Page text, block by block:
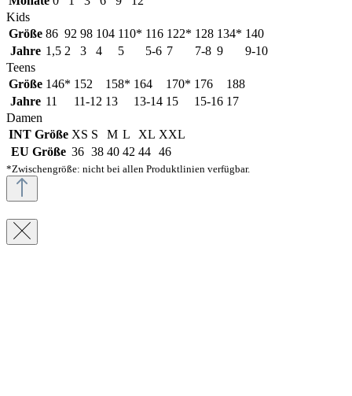
Kids
Größe 86 92 98 104 110* 116 122* 128 134* 140
Jahre 1,5 2 3 4 5 5-6 7 7-8 9
9-10
Teens
Größe 146* 152 158* 164 170* 176
188
Jahre 11 11-12 13 13-14 15 15-16 17
Damen
INT Größe XS S M L XL XXL
EU Größe 36 38 40 42 44 46
*Zwischengröße: nicht bei allen Produktlinien verfügbar.